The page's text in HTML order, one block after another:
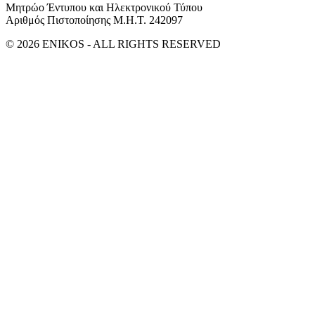
Μητρώο Έντυπου και Ηλεκτρονικού Τύπου
Αριθμός Πιστοποίησης Μ.Η.Τ. 242097
© 2026 ENIKOS - ALL RIGHTS RESERVED